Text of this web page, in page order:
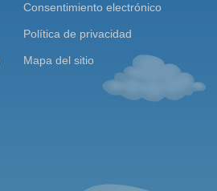
Consentimiento electrónico
Política de privacidad
Mapa del sitio